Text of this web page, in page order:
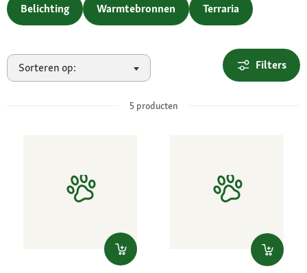
Belichting Warmtebronnen Terraria
Sorteren op: Filters
5producten